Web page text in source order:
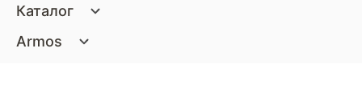
Каталог
Кровати
Armos